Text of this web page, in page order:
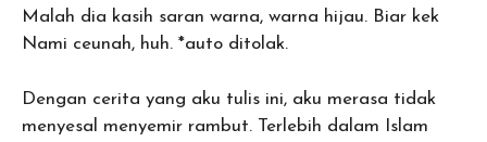
Malah dia kasih saran warna, warna hijau. Biar kek
Nami ceunah, huh. *auto ditolak.
Dengan cerita yang aku tulis ini, aku merasa tidak
menyesal menyemir rambut. Terlebih dalam Islam